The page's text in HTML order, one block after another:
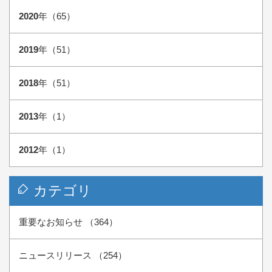
2020年（65）
2019年（51）
2018年（51）
2013年（1）
2012年（1）
カテゴリ
重要なお知らせ （364）
ニュースリリース （254）